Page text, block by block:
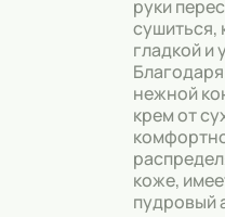
руки
сушиться,
гладкой и
нежной
крем от
коже,
пудровый